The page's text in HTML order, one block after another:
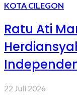
KOTA CILEGON
Ratu Ati
22 Juli 2026